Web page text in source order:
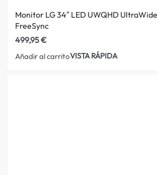
Monitor LG 34″ LED UWQHD
FreeSync
499,95€
Añadir al carritoVISTA RÁPIDA